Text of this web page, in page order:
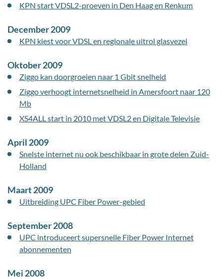
KPN start VDSL2-proeven in Den Haag en Renkum
December 2009
KPN kiest voor VDSL en regionale uitrol glasvezel
Oktober 2009
Ziggo kan doorgroeien naar 1 Gbit snelheid
Ziggo verhoogt internetsnelheid in Amersfoort naar 120
Mb
XS4ALL start in 2010 met VDSL2 en Digitale Televisie
April 2009
Snelste internet nu ook beschikbaar in grote delen Zuid-
Holland
Maart 2009
Uitbreiding UPC Fiber Power-gebied
September 2008
UPC introduceert supersnelle Fiber Power Internet
abonnementen
Mei 2008